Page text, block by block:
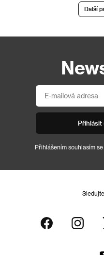
Další
Přihlásit
Přihlášením souhlasím se